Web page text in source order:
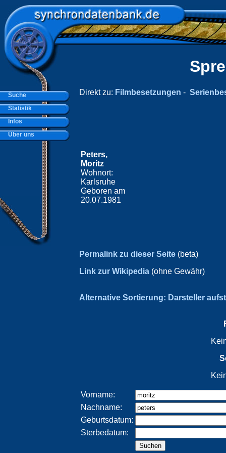
Direkt zu: Filmbesetzungen -
Peters,
Moritz
Wohnort:
Karlsruhe
Geboren am
20.07.1981
Permalink zu dieser Seite (beta)
Link zur Wikipedia (ohne Gewähr)
Alternative Sortierung: Darsteller
Vorname:
Nachname:
Geburtsdatum:
Sterbedatum:
Suche
Statistik
Infos
Über uns